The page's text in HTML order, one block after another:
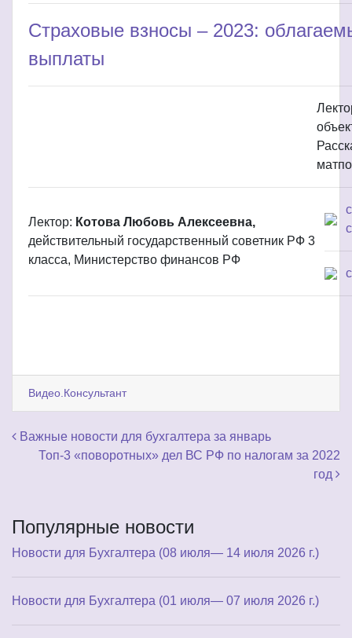
Страховые взносы – 2023:
выплаты
Лектор: Котова Любовь Алексеевна,
действительный государственный советник РФ 3
класса, Министерство финансов РФ
Видео.Консультант
Навигация по записям
Важные новости для бухгалтера за январь
Топ-3 «поворотных» дел ВС РФ по налогам за 2022
год
Популярные новости
Новости для Бухгалтера (08 июля— 14 июля 2026 г.)
Новости для Бухгалтера (01 июля— 07 июля 2026 г.)